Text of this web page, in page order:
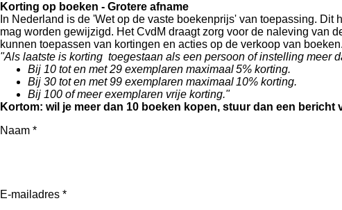
Korting op boeken - Grotere afname
In Nederland is de 'Wet op de vaste boekenprijs' van toepassing.
mag worden gewijzigd. Het CvdM draagt zorg voor de naleving van
kunnen toepassen van kortingen en acties op de verkoop van
"Als laatste is korting toegestaan als een persoon of instelling meer
Bij 10 tot en met 29 exemplaren maximaal 5% korting.
Bij 30 tot en met 99 exemplaren maximaal 10% korting.
Bij 100 of meer exemplaren vrije korting."
Kortom: wil je meer dan 10 boeken kopen, stuur dan een
Naam *
E-mailadres *